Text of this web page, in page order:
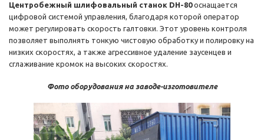
Центробежный шлифовальный станок DH-80оснащается
цифровой системой управления, благодаря которой оператор
может регулировать скорость галтовки. Этот уровень контроля
позволяет выполнять тонкую чистовую обработку и полировку на
низких скоростях, а также агрессивное удаление заусенцев и
сглаживание кромок на высоких скоростях.
Фото оборудования на заводе-изготовителе